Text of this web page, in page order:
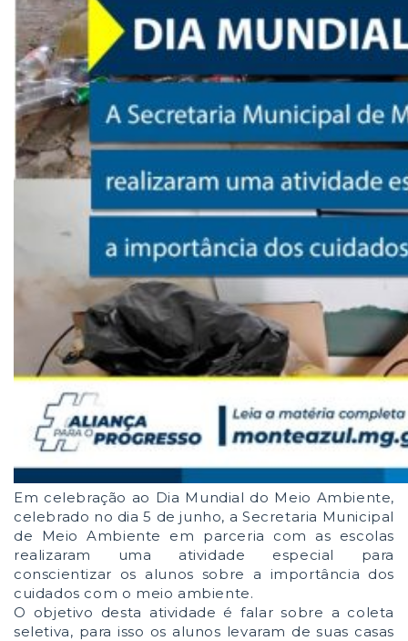
Em celebração ao Dia Mundial do Meio Ambiente,
celebrado no dia 5 de junho, a Secretaria Municipal
de Meio Ambiente em parceria com as escolas
realizaram uma atividade especial para
conscientizar os alunos sobre a importância dos
cuidados com o meio ambiente.
O objetivo desta atividade é falar sobre a coleta
seletiva, para isso os alunos levaram de suas casas